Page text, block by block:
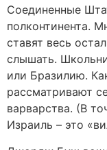
Соединенные
полконтинента.
ставят весь
слышать.
или Бразилию.
рассматривают
варварства. (В
Израиль – это